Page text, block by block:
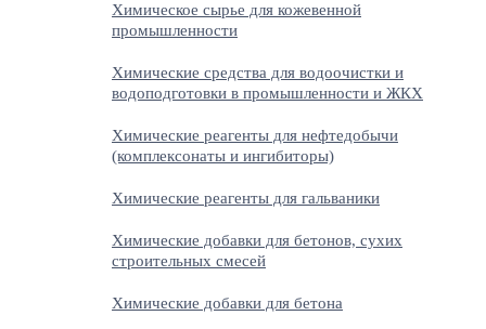
Химическое сырье для кожевенной
промышленности
Химические средства для водоочистки и
водоподготовки в промышленности и ЖКХ
Химические реагенты для нефтедобычи
(комплексонаты и ингибиторы)
Химические реагенты для гальваники
Химические добавки для бетонов, сухих
строительных смесей
Химические добавки для бетона